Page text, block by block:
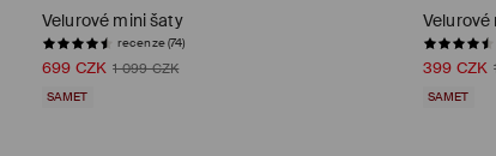
Velurové mini šaty
recenze (74)
699 CZK 1 099 CZK
SAMET
Velurové
399 CZK
SAMET